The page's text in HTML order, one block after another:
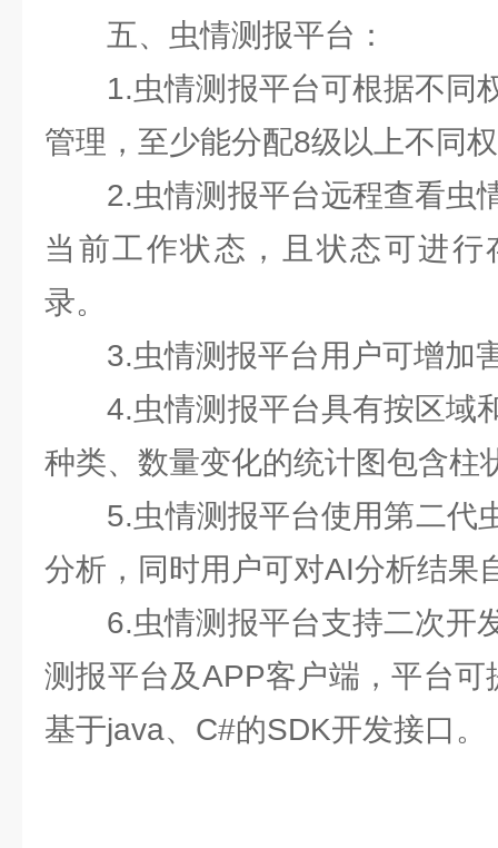
五、虫情测报平台：
1.虫情测报平台可根据不同
管理，至少能分配8级以上不同
2.虫情测报平台远程查看虫
当前工作状态，且状态可进
录。
3.虫情测报平台用户可增加
4.虫情测报平台具有按区域
种类、数量变化的统计图包含柱
5.虫情测报平台使用第二代
分析，同时用户可对AI分析结果
6.虫情测报平台支持二次开
测报平台及APP客户端，平台
基于java、C#的SDK开发接口。